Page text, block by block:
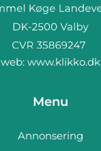
web: www.klikko.dk
Menu
Annonsering